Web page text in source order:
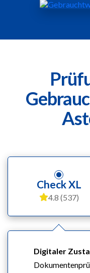
Check XL
4.8 (537)
Digitaler